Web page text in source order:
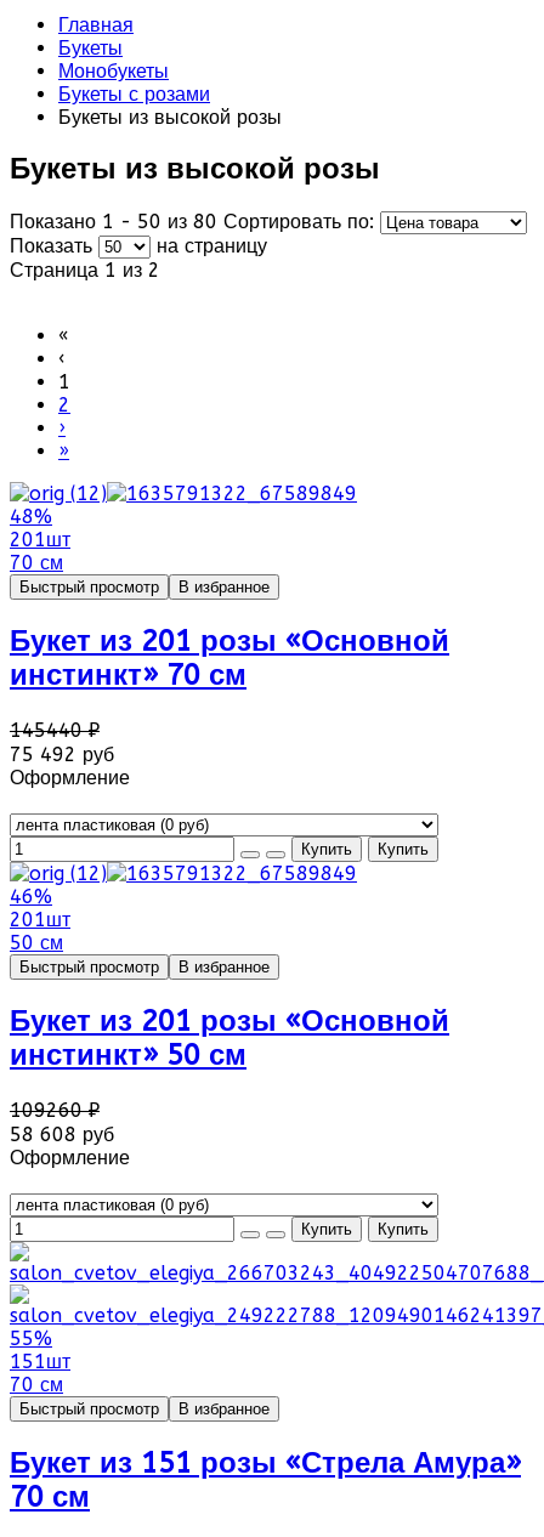
Главная
Букеты
Монобукеты
Букеты с розами
Букеты из высокой розы
Букеты из высокой розы
Показано 1 - 50 из 80 Сортировать по:
Показать
на страницу
Страница 1 из 2
«
‹
1
2
›
»
48%
201шт
70 см
Быстрый просмотр В избранное
Букет из 201 розы «Основной
инстинкт» 70 см
145440 ₽
75 492 руб
Оформление
46%
201шт
50 см
Быстрый просмотр В избранное
Букет из 201 розы «Основной
инстинкт» 50 см
109260 ₽
58 608 руб
Оформление
55%
151шт
70 см
Быстрый просмотр В избранное
Букет из 151 розы «Стрела Амура»
70 см